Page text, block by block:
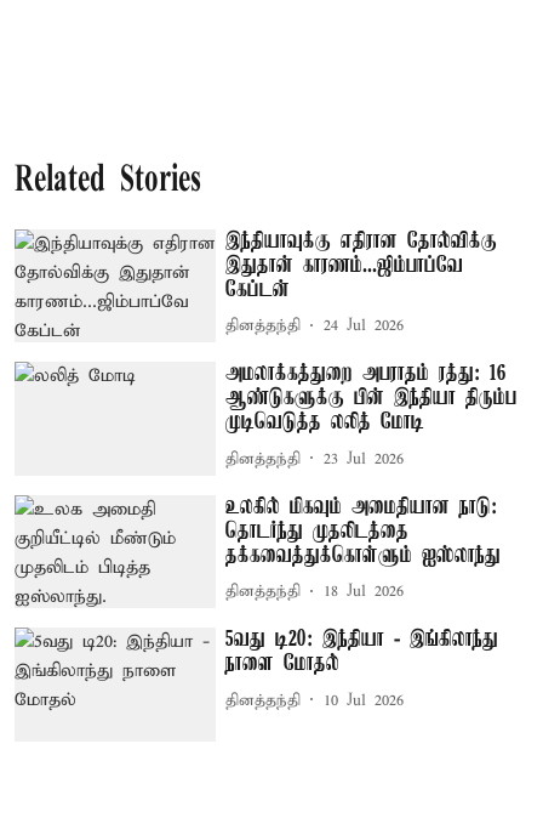
Related Stories
இந்தியாவுக்கு எதிரான தோல்விக்கு
இதுதான் காரணம்...ஜிம்பாப்வே
கேப்டன்
தினத்தந்தி 24 Jul 2026
அமலாக்கத்துறை அபராதம் ரத்து: 16
ஆண்டுகளுக்கு பின் இந்தியா திரும்ப
முடிவெடுத்த லலித் மோடி
தினத்தந்தி 23 Jul 2026
உலகில் மிகவும் அமைதியான நாடு:
தொடர்ந்து முதலிடத்தை
தக்கவைத்துக்கொள்ளும் ஐஸ்லாந்து
தினத்தந்தி 18 Jul 2026
5வது டி20: இந்தியா - இங்கிலாந்து
நாளை மோதல்
தினத்தந்தி 10 Jul 2026